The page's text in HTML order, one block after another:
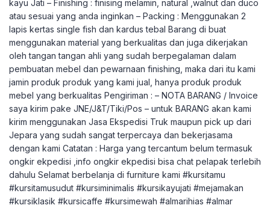
kayu Jati – Finishing : finising melamin, natural ,walnut dan duco
atau sesuai yang anda inginkan – Packing : Menggunakan 2
lapis kertas single fish dan kardus tebal Barang di buat
menggunakan material yang berkualitas dan juga dikerjakan
oleh tangan tangan ahli yang sudah berpegalaman dalam
pembuatan mebel dan pewarnaan finishing, maka dari itu kami
jamin produk produk yang kami jual, hanya produk produk
mebel yang berkualitas Pengiriman : – NOTA BARANG / Invoice
saya kirim pake JNE/J&T/Tiki/Pos – untuk BARANG akan kami
kirim menggunakan Jasa Ekspedisi Truk maupun pick up dari
Jepara yang sudah sangat terpercaya dan bekerjasama
dengan kami Catatan : Harga yang tercantum belum termasuk
ongkir ekpedisi ,info ongkir ekpedisi bisa chat pelapak terlebih
dahulu Selamat berbelanja di furniture kami #kursitamu
#kursitamusudut #kursiminimalis #kursikayujati #mejamakan
#kursiklasik #kursicaffe #kursimewah #almarihias #almar